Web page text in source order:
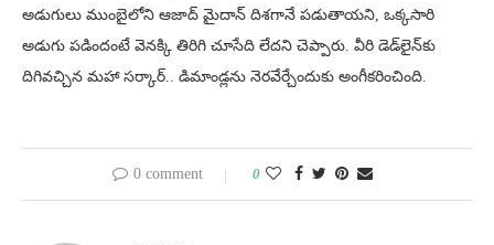
అడుగులు ముంబైలోని ఆజాద్‌ మైదాన్‌ దిశగానే పడుతాయని, ఒక్కసారి
అడుగు పడిందంటే వెనక్కి తిరిగి చూసేది లేదని చెప్పారు. వీరి డెడ్‌లైన్‌కు
దిగివచ్చిన మహా సర్కార్‌.. డిమాండ్లను నెరవేర్చేందుకు అంగీకరించింది.
0 comment 0